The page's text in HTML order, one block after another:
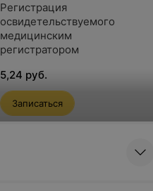
Регистрация
освидетельствуемого
медицинским
регистратором
5,24 руб.
Записаться